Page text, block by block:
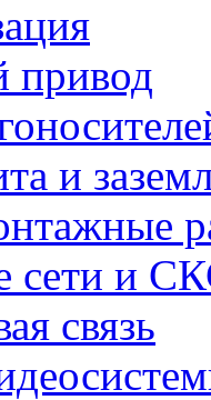
привод
и
сети и
связь